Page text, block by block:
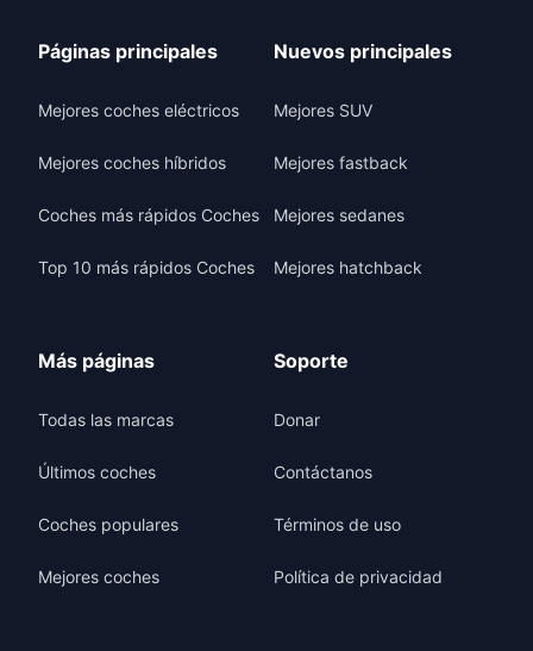
Páginas principales
Mejores coches eléctricos
Mejores coches híbridos
Coches más rápidos Coches
Top 10 más rápidos Coches
Nuevos principales
Mejores SUV
Mejores fastback
Mejores sedanes
Mejores hatchback
Más páginas
Todas las marcas
Últimos coches
Coches populares
Mejores coches
Soporte
Donar
Contáctanos
Términos de uso
Política de privacidad